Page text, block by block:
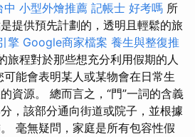
中 小型外燴推薦 記帳士 好考嗎 所
提供預先計劃的，透明且輕鬆的旅
擎 Google商家檔案 養生與整復推
旅程對於那些想充分利用假期的人
能會表明某人或某物會在日常生
資源。 總而言之，“門”一詞的含義
，該部分通向街道或院子，並根據
毫無疑問，家庭是所有包容性假